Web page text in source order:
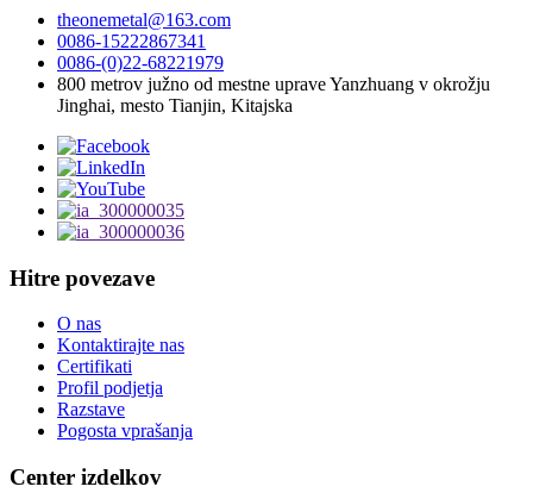
theonemetal@163.com
0086-15222867341
0086-(0)22-68221979
800 metrov južno od mestne uprave Yanzhuang v okrožju
Jinghai, mesto Tianjin, Kitajska
Hitre povezave
O nas
Kontaktirajte nas
Certifikati
Profil podjetja
Razstave
Pogosta vprašanja
Center izdelkov